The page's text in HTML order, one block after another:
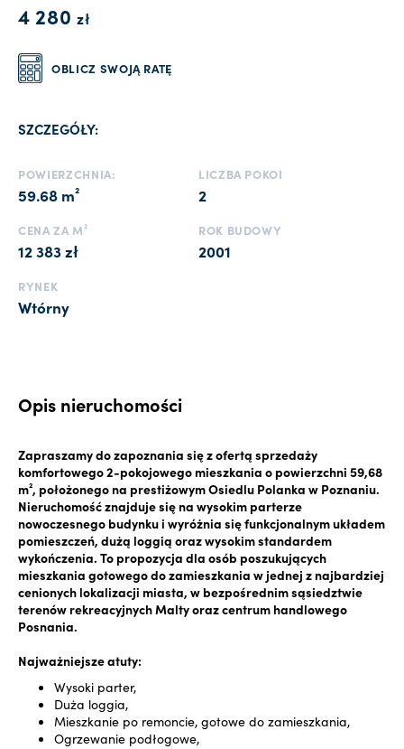
4 280 zł
OBLICZ SWOJĄ RATĘ
SZCZEGÓŁY:
POWIERZCHNIA:
59.68 m²
LICZBA POKOI
2
CENA ZA M²
12 383 zł
ROK BUDOWY
2001
RYNEK
Wtórny
Opis nieruchomości
Zapraszamy do zapoznania się z ofertą sprzedaży
komfortowego 2-pokojowego mieszkania o powierzchni 59,68
m², położonego na prestiżowym Osiedlu Polanka w Poznaniu.
Nieruchomość znajduje się na wysokim parterze
nowoczesnego budynku i wyróżnia się funkcjonalnym układem
pomieszczeń, dużą loggią oraz wysokim standardem
wykończenia. To propozycja dla osób poszukujących
mieszkania gotowego do zamieszkania w jednej z najbardziej
cenionych lokalizacji miasta, w bezpośrednim sąsiedztwie
terenów rekreacyjnych Malty oraz centrum handlowego
Posnania.
Najważniejsze atuty:
Wysoki parter,
Duża loggia,
Mieszkanie po remoncie, gotowe do zamieszkania,
Ogrzewanie podłogowe,